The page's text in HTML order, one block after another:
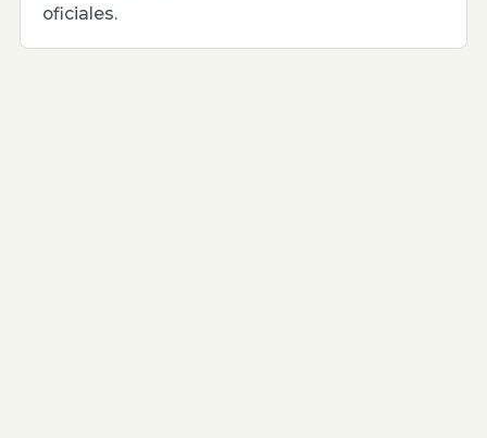
oficiales.